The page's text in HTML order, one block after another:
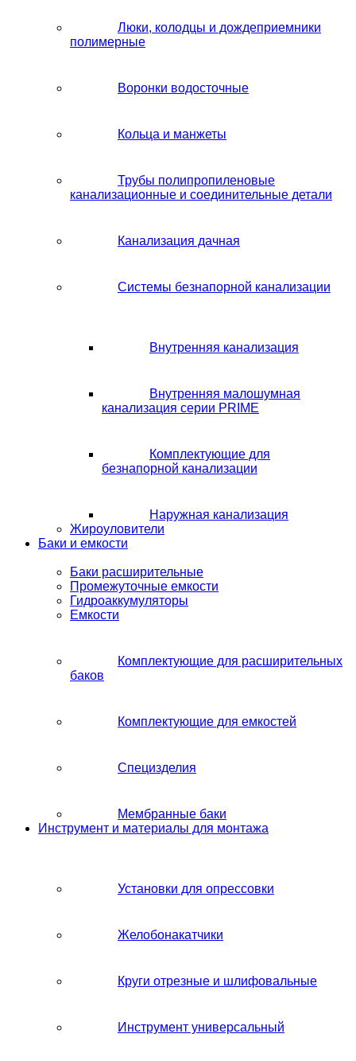
Люки, колодцы и дождеприемники
полимерные
Воронки водосточные
Кольца и манжеты
Трубы полипропиленовые
канализационные и соединительные детали
Канализация дачная
Системы безнапорной канализации
Внутренняя канализация
Внутренняя малошумная
канализация серии PRIME
Комплектующие для
безнапорной канализации
Наружная канализация
Жироуловители
Баки и емкости
Баки расширительные
Промежуточные емкости
Гидроаккумуляторы
Емкости
Комплектующие для расширительных
баков
Комплектующие для емкостей
Специзделия
Мембранные баки
Инструмент и материалы для монтажа
Установки для опрессовки
Желобонакатчики
Круги отрезные и шлифовальные
Инструмент универсальный